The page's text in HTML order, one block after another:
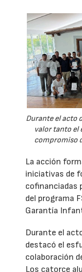
Durante el acto
valor tanto el
compromiso
La acción
iniciativas de
cofinanciadas
del programa
Garantía
Durante el
destacó el
colaboración
Los catorce